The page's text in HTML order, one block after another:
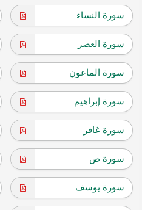
سورة النساء
سورة العصر
سورة الماعون
سورة إبراهيم
سورة غافر
سورة ص
سورة يوسف